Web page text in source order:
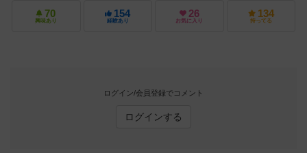
70
興味あり
154
経験あり
26
お気に入り
134
持ってる
ログイン/会員登録でコメント
ログインする